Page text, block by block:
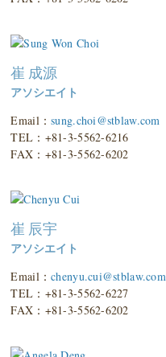
崔 成源
アソシエイト
Email：sung.choi@stblaw.com
TEL：+81-3-5562-6216
FAX：+81-3-5562-6202
崔 辰宇
アソシエイト
Email：chenyu.cui@stblaw.com
TEL：+81-3-5562-6227
FAX：+81-3-5562-6202